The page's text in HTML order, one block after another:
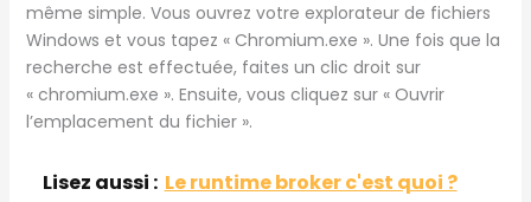
même simple. Vous ouvrez votre explorateur de fichiers
Windows et vous tapez « Chromium.exe ». Une fois que la
recherche est effectuée, faites un clic droit sur
« chromium.exe ». Ensuite, vous cliquez sur « Ouvrir
l’emplacement du fichier ».
Lisez aussi : Le runtime broker c'est quoi ?